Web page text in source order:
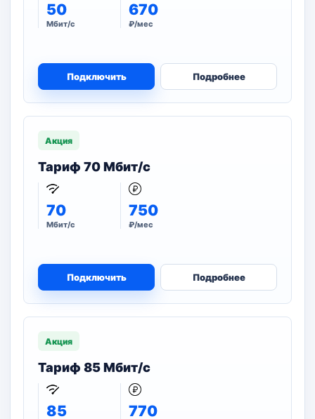
50
Мбит/с
670
₽/мес
Подключить Подробнее
Акция
Тариф 70 Мбит/с
70
Мбит/с
750
₽/мес
Подключить Подробнее
Акция
Тариф 85 Мбит/с
85 770